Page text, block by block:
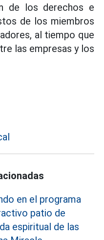
de los derechos e
de los miembros
al tiempo que
las empresas y los